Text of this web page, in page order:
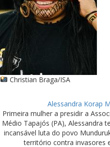
Christian Braga/ISA
Alessandra Korap
Primeira mulher a presidir a
Médio Tapajós (PA), Alessandra
incansável luta do povo
território contra invasores